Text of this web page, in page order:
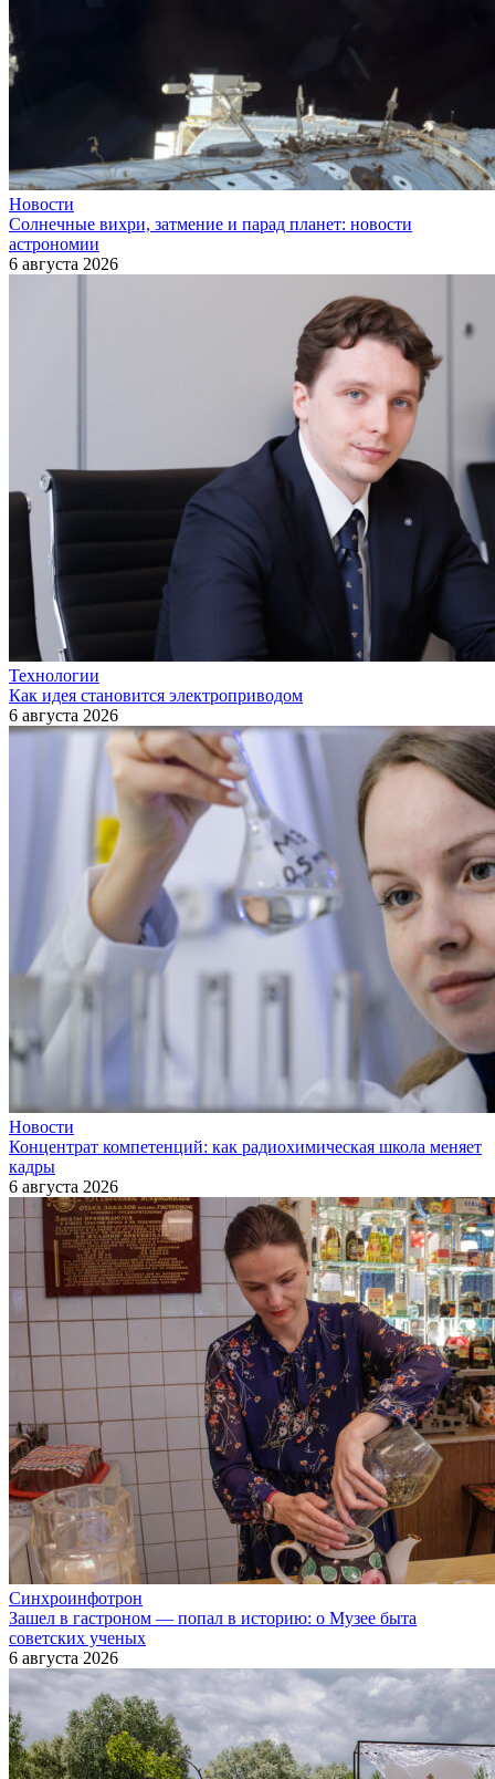
Новости
Солнечные вихри, затмение и парад планет: новости
астрономии
6 августа 2026
Технологии
Как идея становится электроприводом
6 августа 2026
Новости
Концентрат компетенций: как радиохимическая школа меняет
кадры
6 августа 2026
Синхроинфотрон
Зашел в гастроном — попал в историю: о Музее быта
советских ученых
6 августа 2026